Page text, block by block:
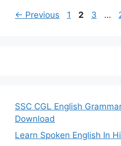
← Previous Page
1 Page
2 Page
3 …
SSC CGL English
Download
Learn Spoken English In